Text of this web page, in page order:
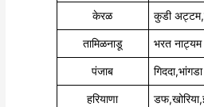
केरळ कुडी
तामिळनाडू भरत नाट्यम
पंजाब गिददा,भांगडा
हरियाणा